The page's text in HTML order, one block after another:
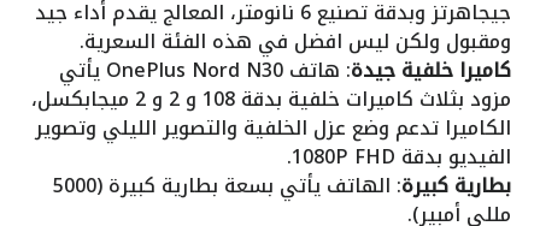
جيجاهرتز وبدقة تصنيع 6 نانومتر، المعالج يقدم أداء جيد
ومقبول ولكن ليس افضل في هذه الفئة السعرية.
كاميرا خلفية جيدة : هاتف OnePlus Nord N30 يأتي
مزود بثلاث كاميرات خلفية بدقة 108 و 2 و 2 ميجابكسل،
الكاميرا تدعم وضع عزل الخلفية والتصوير الليلي وتصوير
الفيديو بدقة 1080P FHD.
بطارية كبيرة : الهاتف يأتي بسعة بطارية كبيرة (5000
مللي أمبير).